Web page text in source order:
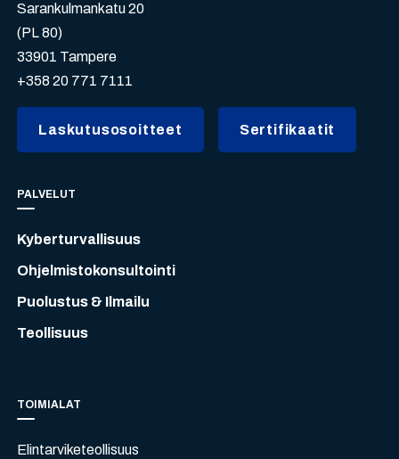
Sarankulmankatu 20
(PL 80)
33901 Tampere
+358 20 771 7111
Laskutusosoitteet Sertifikaatit
PALVELUT
Kyberturvallisuus
Ohjelmistokonsultointi
Puolustus & Ilmailu
Teollisuus
TOIMIALAT
Elintarviketeollisuus